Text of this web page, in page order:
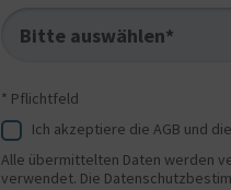
Bitte auswählen*
* Pflichtfeld
Ich akzeptiere die AGB und
Alle übermittelten Daten werden
verwendet. Die